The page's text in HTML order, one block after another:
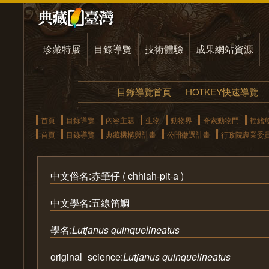
珍藏特展 目錄導覽 技術體驗 成果網站資源
目錄導覽首頁 HOTKEY快速導覽
首頁 目錄導覽 內容主題 生物 動物界 脊索動物門
輻鰭
首頁
目錄導覽 典藏機構與計畫 公開徵選計畫 行政院農業委
中文俗名:赤筆仔 ( chhiah-pit-a )
中文學名:五線笛鯛
學名:Lutjanus quinquelineatus
original_science:Lutjanus quinquelineatus